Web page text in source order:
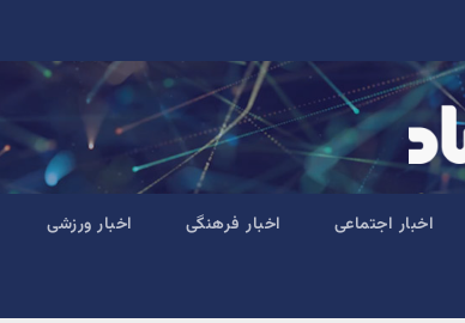
اخبار اجتماعی اخبار فرهنگی اخبار ورزشی